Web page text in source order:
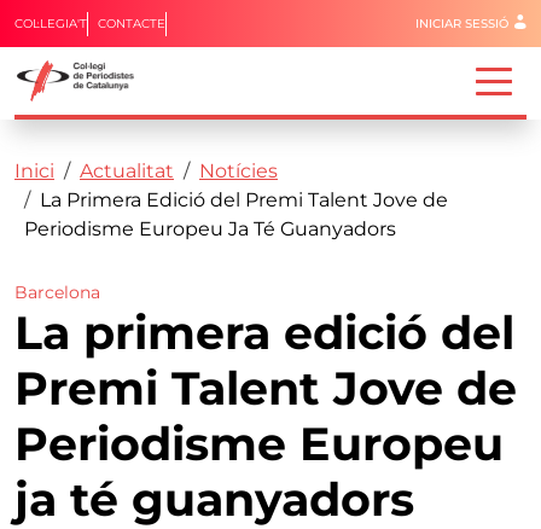
Vés al contingut
Capçalera
COL·LEGIA'T CONTACTE Menú del
INICIAR SESSIÓ
Fil d'ariadna
Inici Actualitat
Notícies
La Primera Edició del Premi Talent Jove de
Periodisme Europeu Ja Té Guanyadors
Barcelona
La primera edició del
Premi Talent Jove de
Periodisme Europeu
ja té guanyadors